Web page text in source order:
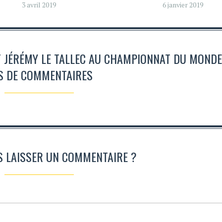
3 avril 2019 6 janvier 2019
LE TALLEC AU CHAMPIONNAT DU
DE COMMENTAIRES
LAISSER UN COMMENTAIRE ?